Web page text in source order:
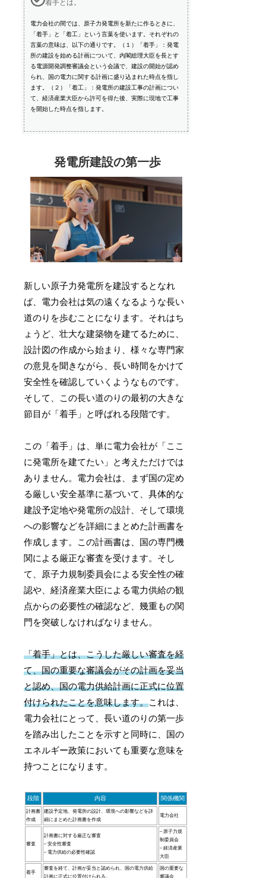
着手とは。
電力会社の間では、原子力発電所を新たに作るときに、
「着手」と「着工」という言葉を使います。それぞれの
言葉の意味は、以下の通りです。（１）「着手」：発電
所の建設を始める計画について、内閣総理大臣を長とす
る電源開発調整審議会という会議で、建設の開始が認め
られ、国の電力に関する計画に盛り込まれた時点を指し
ます。（２）「着工」：発電所の建設工事の計画につい
て、経済産業大臣から許可を得た後、実際に現地で工事
を開始した時点を指します。
発電所建設の第一歩
新しい原子力発電所を建設するとなれ
ば、電力会社は気の遠くなるような長い
道のりを歩むことになります。それはち
ょうど、壮大な建築物を建てるために、
設計図の作成から始まり、様々な専門家
の意見を聞きながら、長い時間をかけて
安全性を確認していくようなものです。
そして、この長い道のりの最初の大きな
節目が「着手」と呼ばれる段階です。
この「着手」は、単に電力会社が「ここ
に発電所を建てたい」と考えただけでは
ありません。電力会社は、まず国の定め
る厳しい安全基準に基づいて、具体的な
建設予定地や発電所の設計、そして環境
への影響などを詳細にまとめた計画書を
作成します。この計画書は、国の専門機
関による厳正な審査を受けます。そし
て、原子力規制委員会による安全性の確
認や、経済産業大臣による電力供給の観
点からの必要性の確認など、幾重もの関
門を突破しなければなりません。
「着手」とは、こうした厳しい審査を経
て、国の重要な審議会がその計画を妥当
と認め、国の電力供給計画に正式に位置
付けられたことを意味します。これは、
電力会社にとって、長い道のりの第一歩
を踏み出したことを示すと同時に、国の
エネルギー政策においても重要な意味を
持つことになります。
段階 内容 関係機関
計画書
作成
建設予定地、発電所の設計、環境への影響などを詳
細にまとめた計画書を作成
電力会社
審査
計画書に対する厳正な審査
– 安全性審査
– 電力供給の必要性確認
– 原子力規
制委員会
– 経済産業
大臣
着手
審査を経て、計画が妥当と認められ、国の電力供給
計画に正式に位置付けられる。
国の重要な
審議会